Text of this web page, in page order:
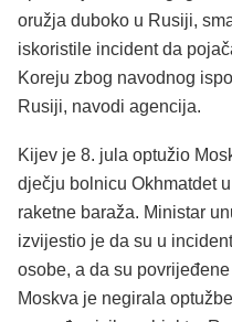
oružja duboko u Rusiji,
iskoristile incident da
Koreju zbog navodnog
Rusiji, navodi agencija.
Kijev je 8. jula optužio
dječju bolnicu Okhmatdet
raketne baraža. Ministar
izvijestio je da su u
osobe, a da su
Moskva je negirala